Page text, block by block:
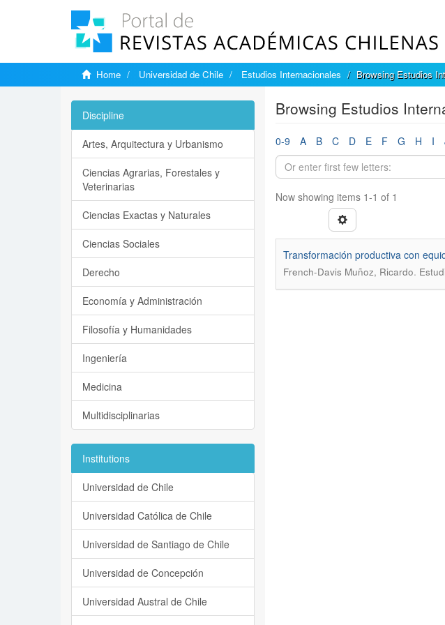
Home Universidad de Chile Estudios Internacionales Browsing Estudios
Browsing Estudios
0-9 A B C D E F G H I
Now showing items 1-1 of 1
Transformación productiva con
French-Davis Muñoz, Ricardo.
Discipline
Artes, Arquitectura y Urbanismo
Ciencias Agrarias, Forestales y
Veterinarias
Ciencias Exactas y Naturales
Ciencias Sociales
Derecho
Economía y Administración
Filosofía y Humanidades
Ingeniería
Medicina
Multidisciplinarias
Institutions
Universidad de Chile
Universidad Católica de Chile
Universidad de Santiago de Chile
Universidad de Concepción
Universidad Austral de Chile